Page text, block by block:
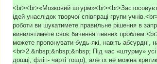
<br><br>«Мозковий
ідей унаслідок творчої співпраці групи
роботи ви шукатимете правильне рішення в
виявлятимете своє бачення певних
можете пропонувати будь-які, навіть абсурдні,
<br>2.&nbsp;&nbsp;&nbsp; Під час «штурму»
дошці, фліп- чарті тощо), але їх не можна